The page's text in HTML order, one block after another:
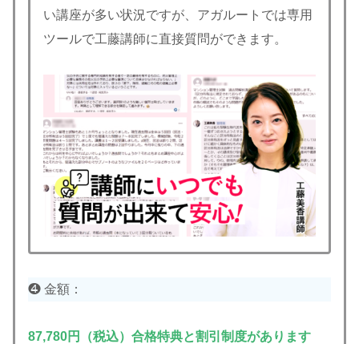
い講座が多い状況ですが、アガルートでは専用
ツールで工藤講師に直接質問ができます。
❹ 金額：
87,780円（税込）合格特典と割引制度があります